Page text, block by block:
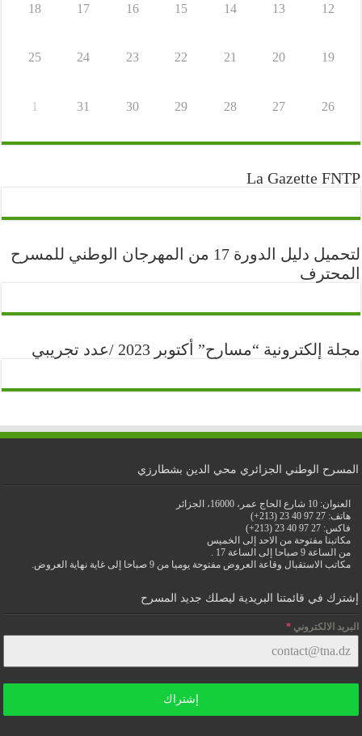
12
13
14
15
16
17
18
19
20
21
22
23
24
25
26
27
28
29
30
31
1
La Gazette FNTP
لتحميل دليل الدورة 17 من المهرجان الوطني للمسرح
المحترف
مجلة إلكترونية “مسارح” أكتوبر 2023 /عدد تجريبي
المسرح الوطني الجزائري محي الدين بشطارزي
العنوان: 10 شارع الحاج عمر، 16000، الجزائر
هاتف: 27 97 40 23 (213+)
فاكس: 27 97 40 23 (213+)
مكاتبنا مفتوحة من الاحد إلى الخميس
من الساعة 9 صباحا إلى الساعة 17 .
مكاتب الاستقبال وقاعة العروض مفتوحة يوميا من 9 صباحا إلى غاية نهاية العروض.
إشترك في قائمتنا البريدية ليصلك جديد المسرح
البريد الالكتروني*
إشتراك